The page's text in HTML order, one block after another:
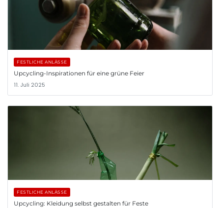
FESTLICHE ANLÄSSE
Upcycling-Inspirationen für eine grüne Feier
11. Juli 2025
FESTLICHE ANLÄSSE
Upcycling: Kleidung selbst gestalten für Feste